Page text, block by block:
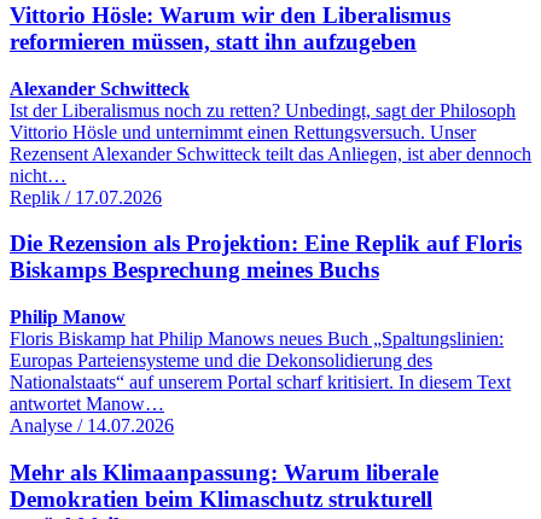
Vittorio Hösle: Warum wir den Liberalismus
reformieren müssen, statt ihn aufzugeben
Alexander Schwitteck
Ist der Liberalismus noch zu retten? Unbedingt, sagt der Philosoph
Vittorio Hösle und unternimmt einen Rettungsversuch. Unser
Rezensent Alexander Schwitteck teilt das Anliegen, ist aber dennoch
nicht…
Replik / 17.07.2026
Die Rezension als Projektion: Eine Replik auf Floris
Biskamps Besprechung meines Buchs
Philip Manow
Floris Biskamp hat Philip Manows neues Buch „Spaltungslinien:
Europas Parteiensysteme und die Dekonsolidierung des
Nationalstaats“ auf unserem Portal scharf kritisiert. In diesem Text
antwortet Manow…
Analyse / 14.07.2026
Mehr als Klimaanpassung: Warum liberale
Demokratien beim Klimaschutz strukturell